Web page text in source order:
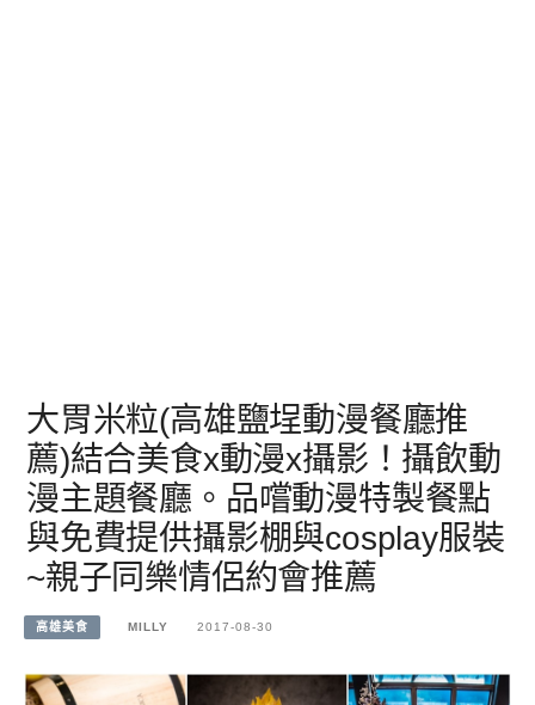
大胃米粒(高雄鹽埕動漫餐廳推
薦)結合美食x動漫x攝影！攝飲動
漫主題餐廳。品嚐動漫特製餐點
與免費提供攝影棚與cosplay服裝
~親子同樂情侶約會推薦
高雄美食 MILLY 2017-08-30